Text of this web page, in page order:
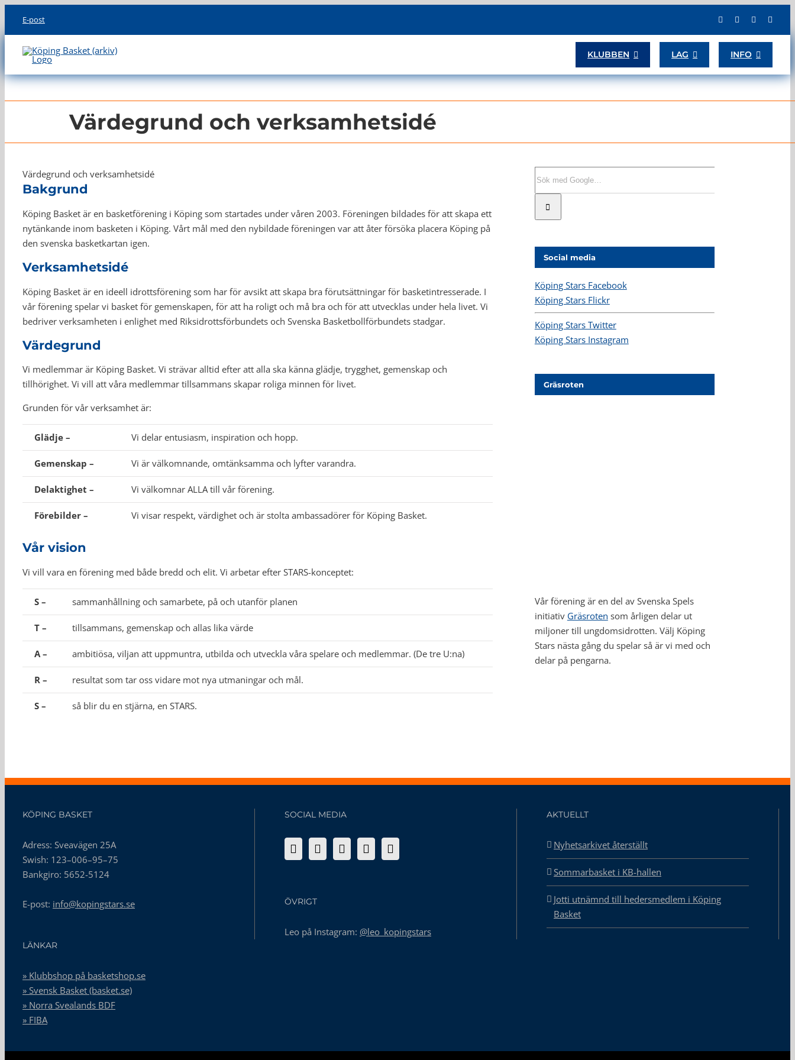
content
E-post
KLUBBEN LAG INFO
Värdegrund och verksamhetsidé
Värdegrund och verksamhetsidé
Bakgrund
Köping Basket är en basketförening i Köping som startades under våren 2003. Föreningen bildades för att skapa ett
nytänkande inom basketen i Köping. Vårt mål med den nybildade föreningen var att åter försöka placera Köping på
den svenska basketkartan igen.
Verksamhetsidé
Köping Basket är en ideell idrottsförening som har för avsikt att skapa bra förutsättningar för basketintresserade. I
vår förening spelar vi basket för gemenskapen, för att ha roligt och må bra och för att utvecklas under hela livet. Vi
bedriver verksamheten i enlighet med Riksidrottsförbundets och Svenska Basketbollförbundets stadgar.
Värdegrund
Vi medlemmar är Köping Basket. Vi strävar alltid efter att alla ska känna glädje, trygghet, gemenskap och
tillhörighet. Vi vill att våra medlemmar tillsammans skapar roliga minnen för livet.
Grunden för vår verksamhet är:
Glädje – Vi delar entusiasm, inspiration och hopp.
Gemenskap – Vi är välkomnande, omtänksamma och lyfter varandra.
Delaktighet – Vi välkomnar ALLA till vår förening.
Förebilder – Vi visar respekt, värdighet och är stolta ambassadörer för Köping Basket.
Vår vision
Vi vill vara en förening med både bredd och elit. Vi arbetar efter STARS-konceptet:
S – sammanhållning och samarbete, på och utanför planen
T – tillsammans, gemenskap och allas lika värde
A – ambitiösa, viljan att uppmuntra, utbilda och utveckla våra spelare och medlemmar. (De tre U:na)
R – resultat som tar oss vidare mot nya utmaningar och mål.
S – så blir du en stjärna, en STARS.
Social media
Köping Stars Facebook
Köping Stars Flickr
Köping Stars Twitter
Köping Stars Instagram
Gräsroten
Vår förening är en del av Svenska Spels
initiativ Gräsroten som årligen delar ut
miljoner till ungdomsidrotten. Välj Köping
Stars nästa gång du spelar så är vi med och
delar på pengarna.
KÖPING BASKET
Adress: Sveavägen 25A
Swish: 123–006–95–75
Bankgiro: 5652-5124
E-post: info@kopingstars.se
SOCIAL MEDIA
ÖVRIGT
Leo på Instagram: @leo_kopingstars
AKTUELLT
Nyhetsarkivet återställt
Sommarbasket i KB-hallen
Jotti utnämnd till hedersmedlem i Köping
Basket
LÄNKAR
» Klubbshop på basketshop.se
» Svensk Basket (basket.se)
» Norra Svealands BDF
» FIBA